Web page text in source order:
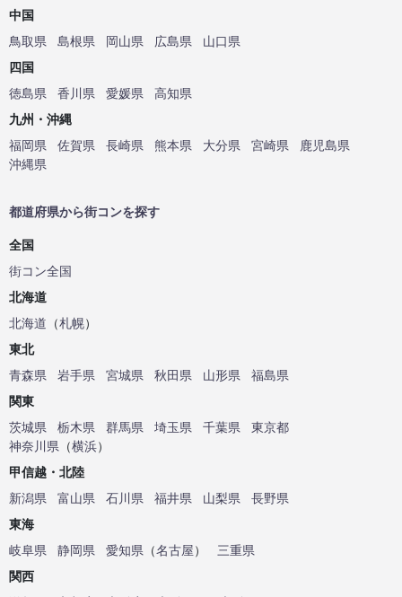
中国
鳥取県
島根県 岡山県 広島県
山口県
四国
徳島県
香川県 愛媛県
高知県
九州・沖縄
福岡県
佐賀県 長崎県 熊本県 大分県 宮崎県
鹿児島県
沖縄県
都道府県から街コンを探す
全国
街コン全国
北海道
北海道 （札幌）
東北
青森県
岩手県 宮城県 秋田県 山形県
福島県
関東
茨城県
栃木県 群馬県 埼玉県 千葉県
東京都
神奈川県 （横浜）
甲信越・北陸
新潟県
富山県 石川県 福井県 山梨県
長野県
東海
岐阜県
静岡県 愛知県 （名古屋）
三重県
関西